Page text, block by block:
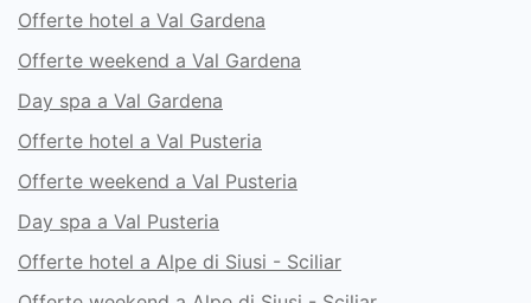
Offerte hotel a Val Gardena
Offerte weekend a Val Gardena
Day spa a Val Gardena
Offerte hotel a Val Pusteria
Offerte weekend a Val Pusteria
Day spa a Val Pusteria
Offerte hotel a Alpe di Siusi - Sciliar